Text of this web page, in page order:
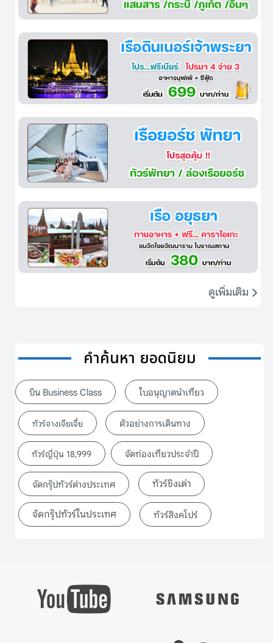
ดูเพิ่มเติม
คำค้นหา ยอดนิยม
บิน Business Class ใบอนุญาตนำเที่ยว
ทัวร์จางเจียเจี้ย ตัวอย่างการเดินทาง
ทัวร์ญี่ปุ่น 18,999 จัดท่องเที่ยวประจำปี
จัดกรุ๊ปทัวร์ต่างประเทศ ทัวร์ชิงเต่า
จัดกรุ๊ปทัวร์ในประเทศ ทัวร์สิงคโปร์